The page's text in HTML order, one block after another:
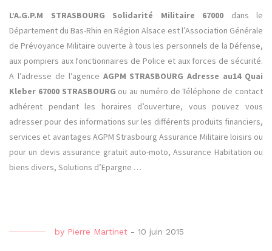
L’A.G.P.M STRASBOURG Solidarité Militaire 67000 dans le
Département du Bas-Rhin en Région Alsace est l’Association Générale
de Prévoyance Militaire ouverte à tous les personnels de la Défense,
aux pompiers aux fonctionnaires de Police et aux forces de sécurité.
A l’adresse de l’agence AGPM STRASBOURG Adresse au14 Quai
Kleber 67000 STRASBOURG ou au numéro de Téléphone de contact
adhérent pendant les horaires d’ouverture, vous pouvez vous
adresser pour des informations sur les différents produits financiers,
services et avantages AGPM Strasbourg Assurance Militaire loisirs ou
pour un devis assurance gratuit auto-moto, Assurance Habitation ou
biens divers, Solutions d’Epargne …
by Pierre Martinet - 10 juin 2015